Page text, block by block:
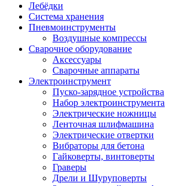
Лебёдки
Система хранения
Пневмоинструменты
Воздушные компрессы
Сварочное оборудование
Аксессуары
Сварочные аппараты
Электроинструмент
Пуско-зарядное устройства
Набор электроинструмента
Электрические ножницы
Ленточная шлифмашина
Электрические отвертки
Вибраторы для бетона
Гайковерты, винтоверты
Граверы
Дрели и Шуруповерты